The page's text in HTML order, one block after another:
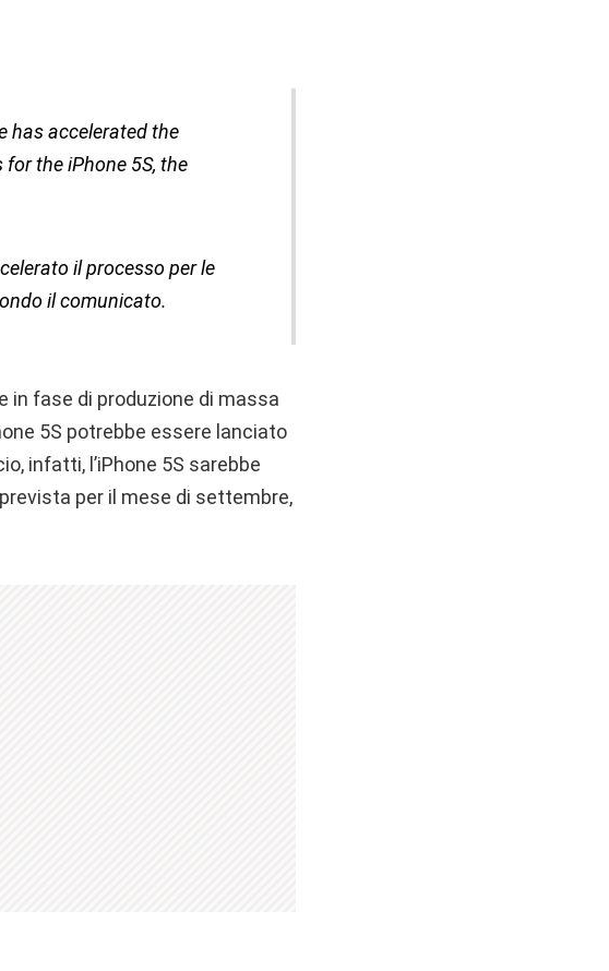
has accelerated the
the iPhone 5S, the
il processo per le
il comunicato.
in fase di produzione di massa
5S potrebbe essere lanciato
infatti, l’iPhone 5S sarebbe
per il mese di settembre,